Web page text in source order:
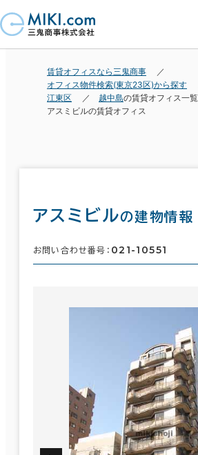
賃貸オフィスなら三鬼商事
オフィス物件検索(東京23区)から探す
江東区
越中島の賃貸オフィス一覧
アスミビルの賃貸オフィス
アスミビルの建物情報
お問い合わせ番号： 021-10551